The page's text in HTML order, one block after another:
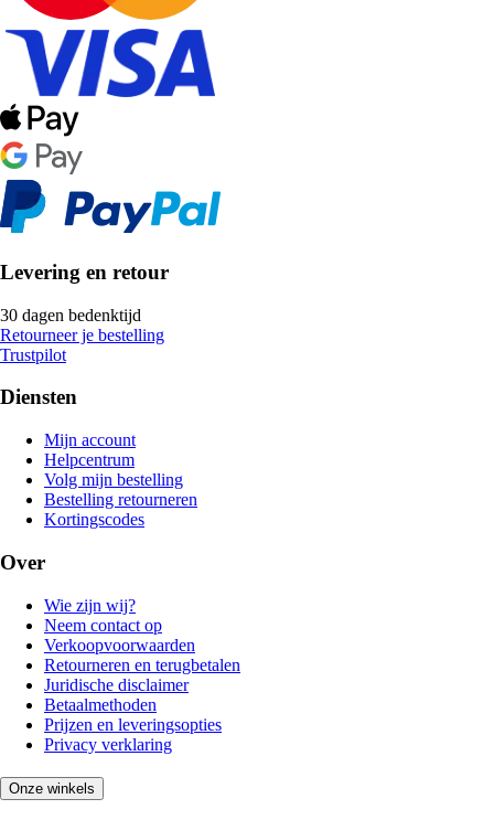
Levering en retour
30 dagen bedenktijd
Retourneer je bestelling
Trustpilot
Diensten
Mijn account
Helpcentrum
Volg mijn bestelling
Bestelling retourneren
Kortingscodes
Over
Wie zijn wij?
Neem contact op
Verkoopvoorwaarden
Retourneren en terugbetalen
Juridische disclaimer
Betaalmethoden
Prijzen en leveringsopties
Privacy verklaring
Onze winkels